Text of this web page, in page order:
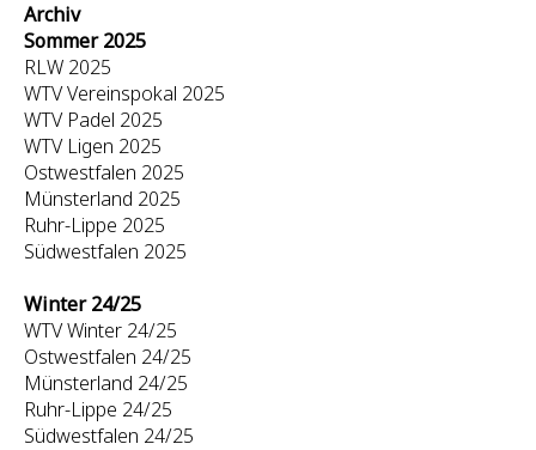
Archiv
Sommer 2025
RLW 2025
WTV Vereinspokal 2025
WTV Padel 2025
WTV Ligen 2025
Ostwestfalen 2025
Münsterland 2025
Ruhr-Lippe 2025
Südwestfalen 2025
Winter 24/25
WTV Winter 24/25
Ostwestfalen 24/25
Münsterland 24/25
Ruhr-Lippe 24/25
Südwestfalen 24/25